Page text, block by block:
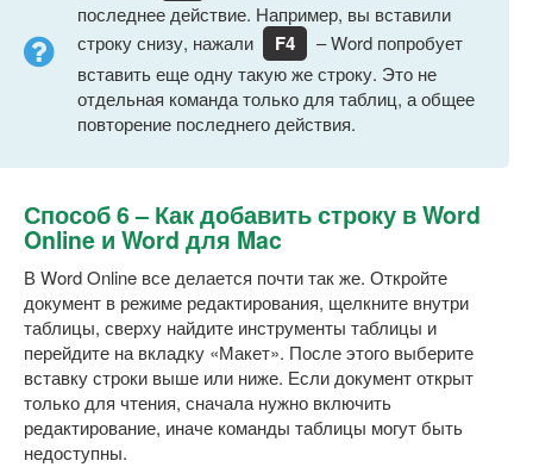
последнее действие. Например, вы вставили
строку снизу, нажали
F4
– Word попробует
вставить еще одну такую же строку. Это не
отдельная команда только для таблиц, а общее
повторение последнего действия.
Способ 6 – Как добавить строку в Word
Online и Word для Mac
В Word Online все делается почти так же. Откройте
документ в режиме редактирования, щелкните внутри
таблицы, сверху найдите инструменты таблицы и
перейдите на вкладку «Макет». После этого выберите
вставку строки выше или ниже. Если документ открыт
только для чтения, сначала нужно включить
редактирование, иначе команды таблицы могут быть
недоступны.